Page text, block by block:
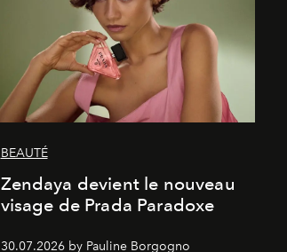
BEAUTÉ
Zendaya devient le nouveau
visage de Prada Paradoxe
30.07.2026 by Pauline Borgogno